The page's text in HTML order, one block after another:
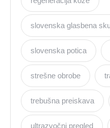
slovenska glasbena
slovenska potica
strešne obrobe
trebušna preiskava
ultrazvočni pregled